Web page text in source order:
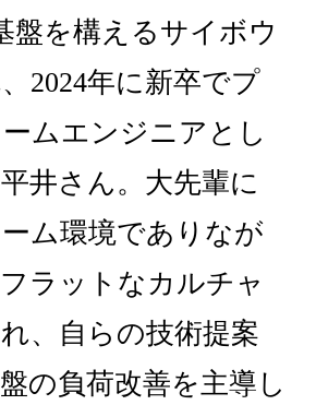
盤を構えるサイボウ
2024年に新卒でプ
ムエンジニアとし
井さん。大先輩に
ム環境でありなが
ラットなカルチャ
、自らの技術提案
の負荷改善を主導し